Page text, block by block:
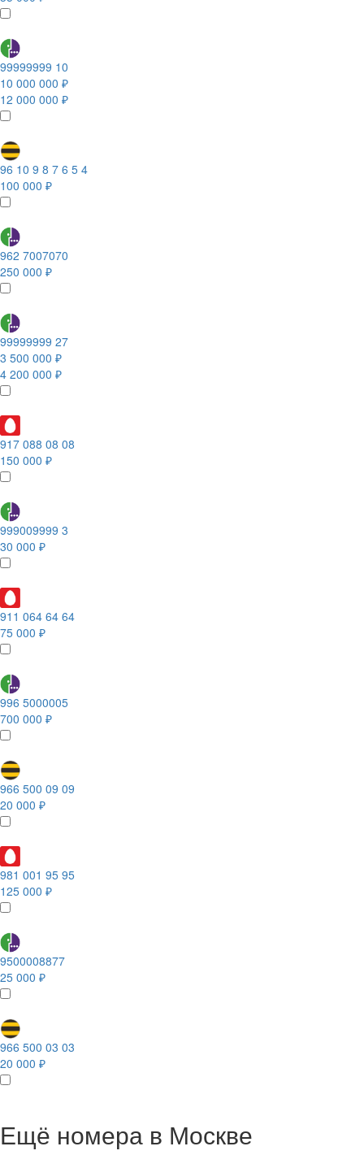
99999999 10
10 000 000 ₽
12 000 000 ₽
96 10 9 8 7 6 5 4
100 000 ₽
962 7007070
250 000 ₽
99999999 27
3 500 000 ₽
4 200 000 ₽
917 088 08 08
150 000 ₽
999009999 3
30 000 ₽
911 064 64 64
75 000 ₽
996 5000005
700 000 ₽
966 500 09 09
20 000 ₽
981 001 95 95
125 000 ₽
9500008877
25 000 ₽
966 500 03 03
20 000 ₽
Ещё номера в Москве